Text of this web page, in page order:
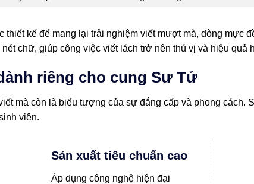
kế để mang lại trải nghiệm viết mượt mà, dòng mực
chữ, giúp công việc viết lách trở nên thú vị và hiệu quả
riêng cho cung Sư Tử
mà còn là biểu tượng của sự đẳng cấp và phong cách.
viên.
Sản xuất tiêu chuẩn cao
Áp dụng công nghệ hiện đại